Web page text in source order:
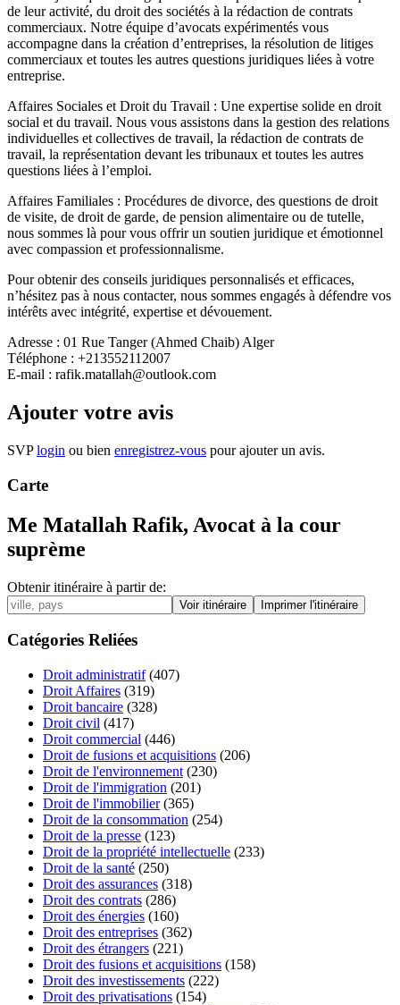
de leur activité, du droit des sociétés à la rédaction de contrats
commerciaux. Notre équipe d’avocats expérimentés vous
accompagne dans la création d’entreprises, la résolution de litiges
commerciaux et toutes les autres questions juridiques liées à votre
entreprise.
Affaires Sociales et Droit du Travail : Une expertise solide en droit
social et du travail. Nous vous assistons dans la gestion des relations
individuelles et collectives de travail, la rédaction de contrats de
travail, la représentation devant les tribunaux et toutes les autres
questions liées à l’emploi.
Affaires Familiales : Procédures de divorce, des questions de droit
de visite, de droit de garde, de pension alimentaire ou de tutelle,
nous sommes là pour vous offrir un soutien juridique et émotionnel
avec compassion et professionnalisme.
Pour obtenir des conseils juridiques personnalisés et efficaces,
n’hésitez pas à nous contacter, nous sommes engagés à défendre vos
intérêts avec intégrité, expertise et dévouement.
Adresse : 01 Rue Tanger (Ahmed Chaib) Alger
Téléphone : +213552112007
E-mail : rafik.matallah@outlook.com
Ajouter votre avis
SVPlogin ou bien enregistrez-vous pour ajouter un avis.
Carte
Me Matallah Rafik, Avocat à la cour
suprème
Obtenir itinéraire à partir de:
Catégories Reliées
Droit administratif(407)
Droit Affaires (319)
Droit bancaire (328)
Droit civil (417)
Droit commercial (446)
Droit de fusions et acquisitions (206)
Droit de l'environnement (230)
Droit de l'immigration (201)
Droit de l'immobilier(365)
Droit de la consommation (254)
Droit de la presse (123)
Droit de la propriété intellectuelle (233)
Droit de la santé (250)
Droit des assurances (318)
Droit des contrats (286)
Droit des énergies (160)
Droit des entreprises (362)
Droit des étrangers (221)
Droit des fusions et acquisitions (158)
Droit des investissements (222)
Droit des privatisations (154)